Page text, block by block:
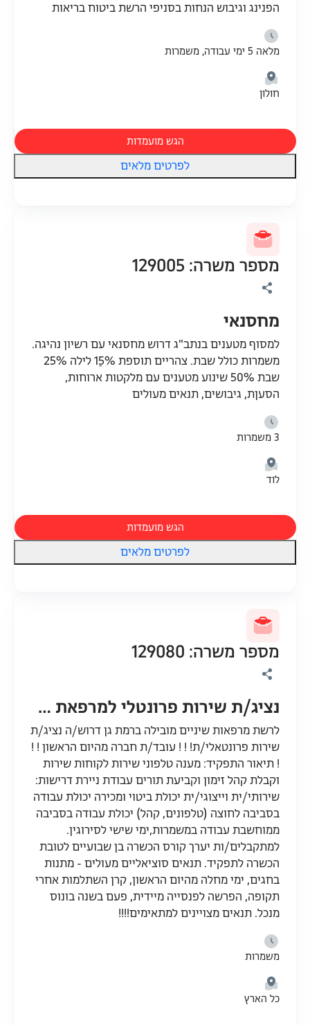
הפנינג וגיבוש הנחות בסניפי הרשת ביטוח בריאות
מלאה 5 ימי עבודה, משמרות
חולון
הגש מועמדות
לפרטים מלאים
מספר משרה: 129005
מחסנאי
למסוף מטענים בנתב"ג דרוש מחסנאי עם רשיון נהיגה.
משמרות כולל שבת. צהריים תוספת 15ֵֵ% לילה 25%
שבת 50% שינוע מטענים עם מלקטות ארוחות,
הסעןת, גיבושים, תנאים מעולים
3 משמרות
לוד
הגש מועמדות
לפרטים מלאים
מספר משרה: 129080
נציג/ת שירות פרונטלי למרפאת רמת אביב
לרשת מרפאות שיניים מובילה ברמת גן דרוש/ה נציג/ת
שירות פרונטאלי/ת! ! ! עובד/ת חברה מהיום הראשון ! !
! תיאור התפקיד: מענה טלפוני שירות לקוחות שירות
וקבלת קהל זימון וקביעת תורים עבודת ניירת דרישות:
שירותי/ית וייצוגי/ית יכולת ביטוי ומכירה יכולת עבודה
בסביבה לחוצה (טלפונים, קהל) יכולת עבודה בסביבה
ממוחשבת עבודה במשמרות,ימי שישי לסירוגין.
למתקבלים/ות יערך קורס הכשרה בן שבועיים לטובת
הכשרה לתפקיד. תנאים סוציאליים מעולים - מתנות
בחגים, ימי מחלה מהיום הראשון, קרן השתלמות אחרי
תקופה, הפרשה לפנסייה מיידית, פעם בשנה בונוס
מנכל. תנאים מצויינים למתאימים!!!!
משמרות
כל הארץ